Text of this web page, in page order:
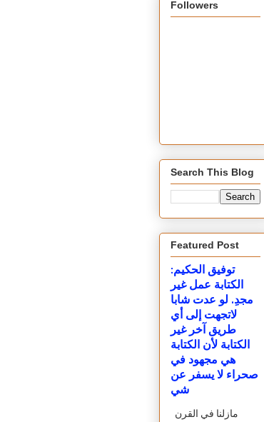
Followers
Search This Blog
Featured Post
توفيق الحكيم:
الكتابة عمل غير
مجدِ. لو عدت شابا
لاتجهت إلى أي
طريق آخر غير
الكتابة لأن الكتابة
هي مجهود في
صحراء لا يسفر عن
شي